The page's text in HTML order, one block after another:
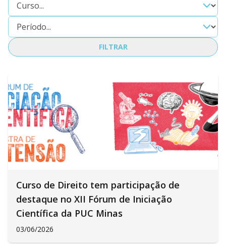
FILTRAR
Curso de Direito tem participação de
destaque no XII Fórum de Iniciação
Científica da PUC Minas
03/06/2026